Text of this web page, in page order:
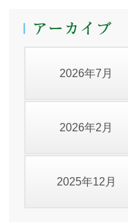
2026年7月
2026年2月
2025年12月